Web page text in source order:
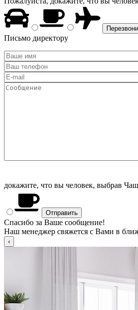
Письмо директору
докажите, что вы человек, выбрав
Спасибо за Ваше сообщение!
Наш менеджер свяжется с Вами в